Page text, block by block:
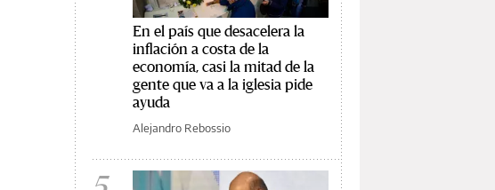
En el país que desacelera la
inflación a costa de la
economía, casi la mitad de la
gente que va a la iglesia pide
ayuda
Alejandro Rebossio